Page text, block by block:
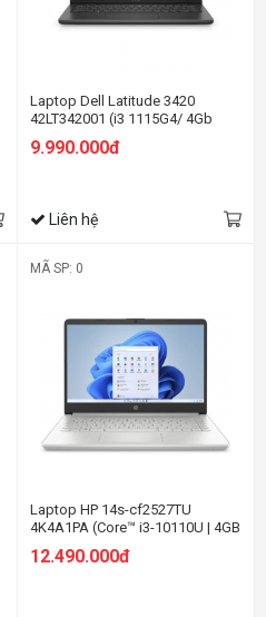
Laptop Dell Latitude 3420
42LT342001 (i3 1115G4/ 4Gb
HD/VGA ON/ DOS/Black)
9.990.000đ
Liên hệ
MÃ SP: 0
Laptop HP 14s-cf2527TU
4K4A1PA (Core™ i3-10110U | 4GB
| 256GB | Intel UHD Graphics |
14inch HD | Win 10 | Bạc)
12.490.000đ